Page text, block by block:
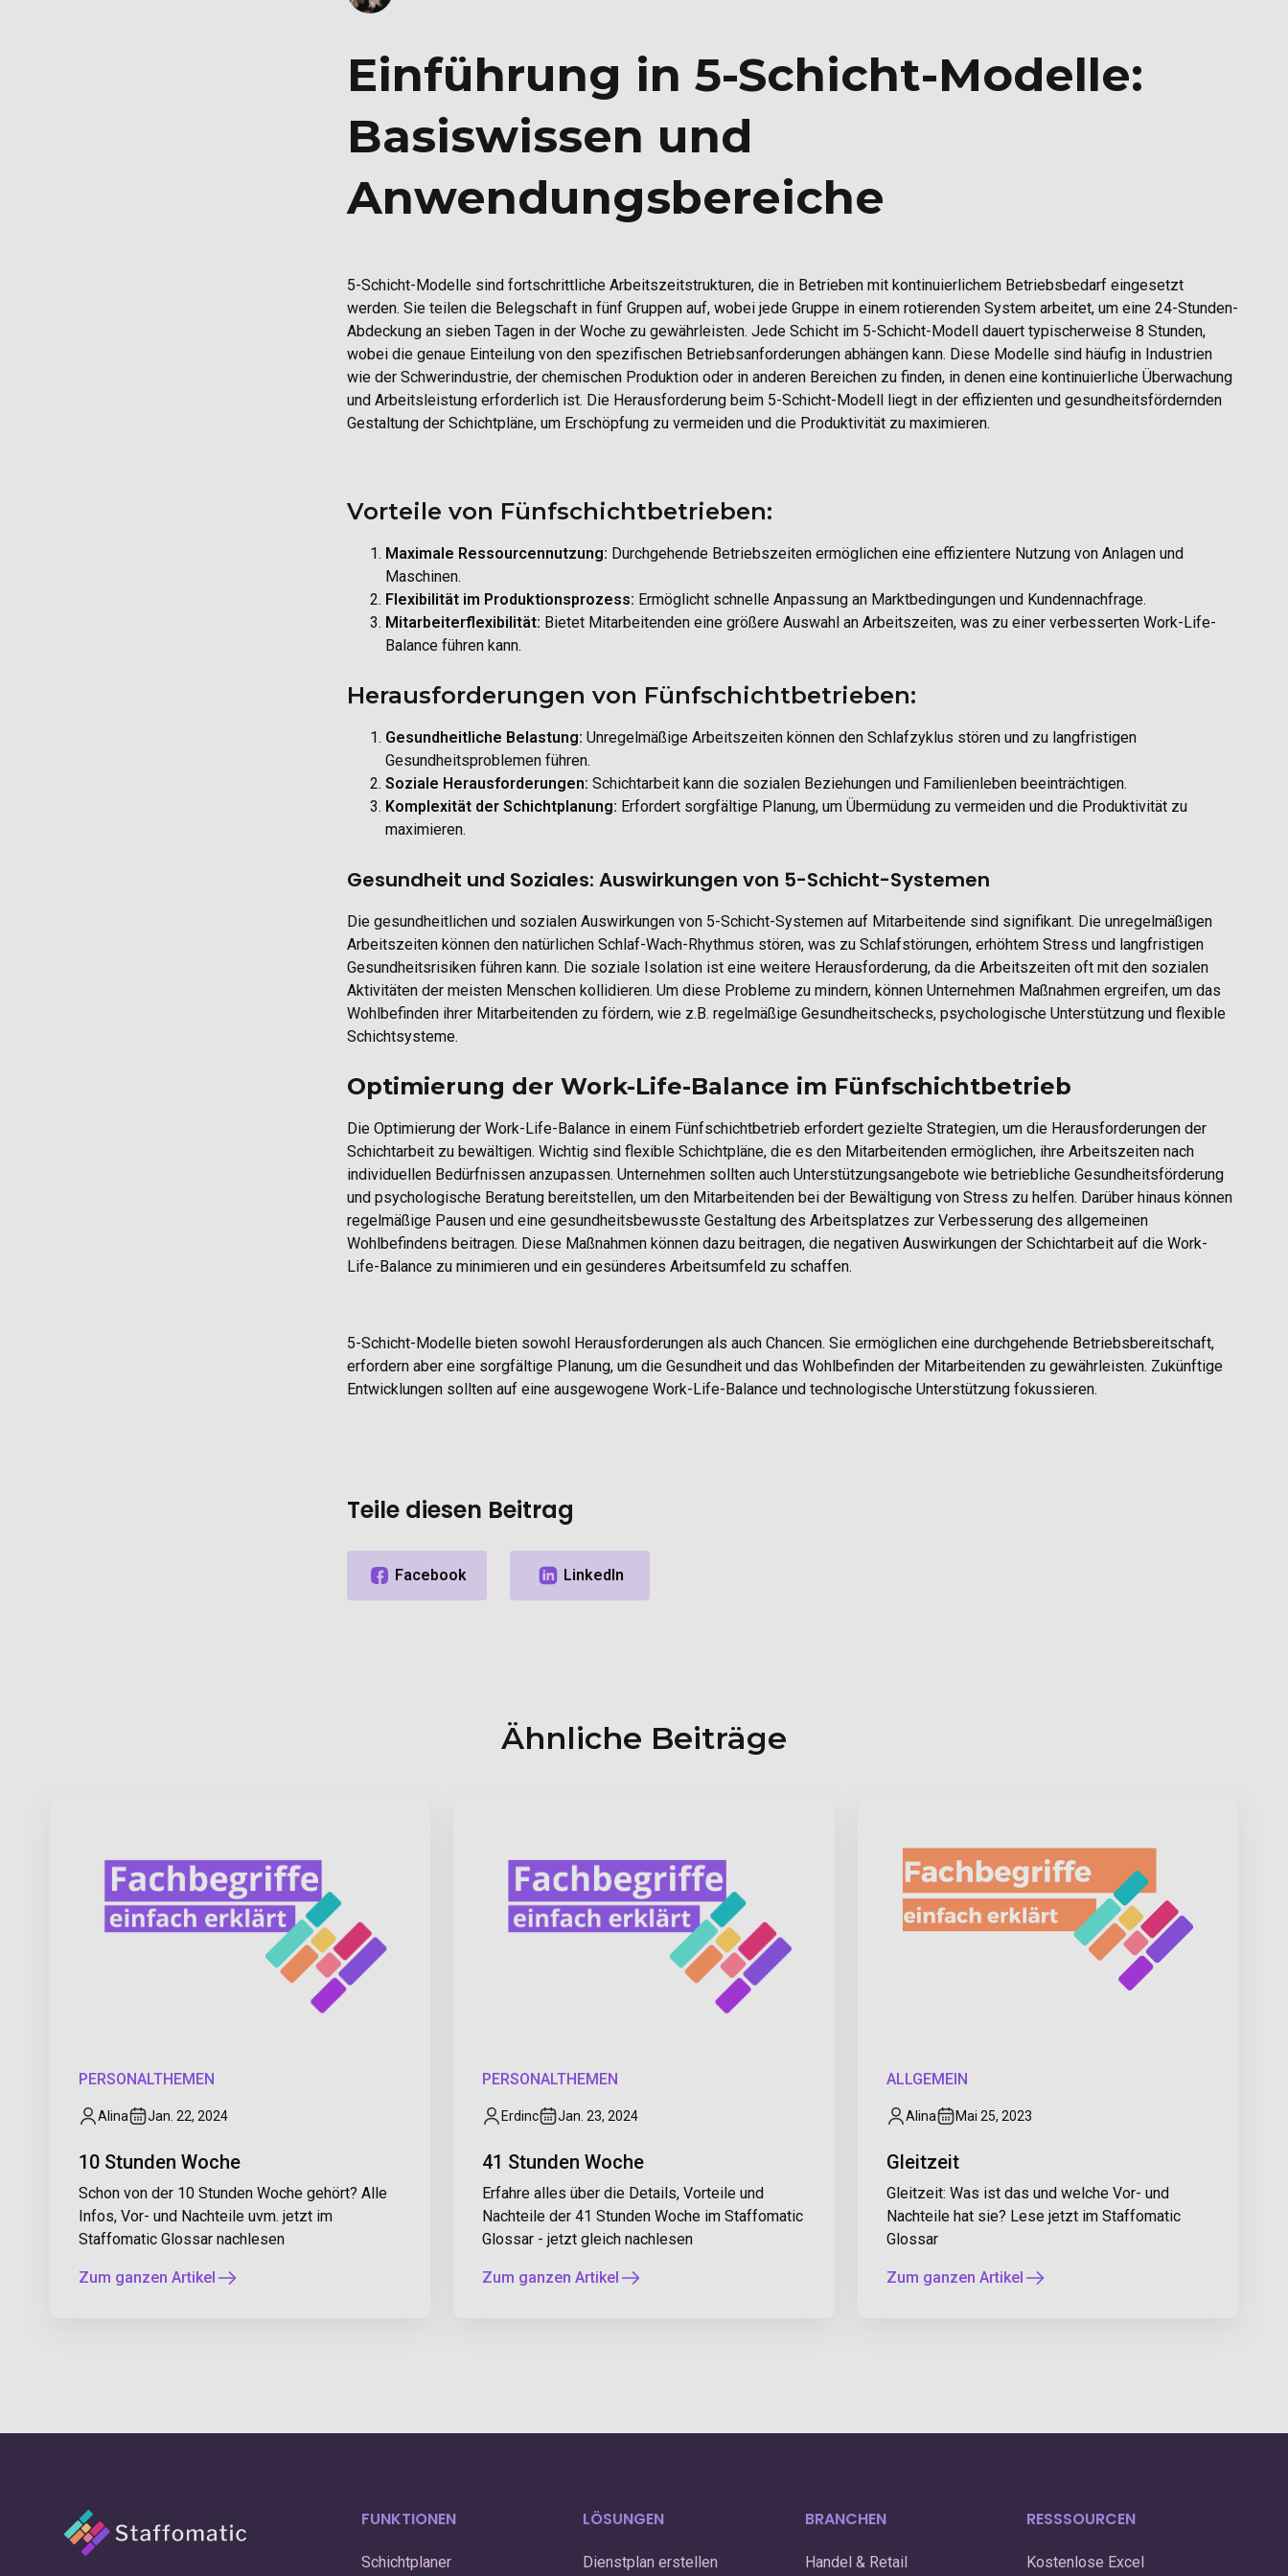
Einführung in 5-Schicht-Modelle:
Basiswissen und
Anwendungsbereiche
5-Schicht-Modelle sind fortschrittliche Arbeitszeitstrukturen, die in Betrieben mit kontinuierlichem Betriebsbedarf eingesetzt
werden. Sie teilen die Belegschaft in fünf Gruppen auf, wobei jede Gruppe in einem rotierenden System arbeitet, um eine 24-Stunden-
Abdeckung an sieben Tagen in der Woche zu gewährleisten. Jede Schicht im 5-Schicht-Modell dauert typischerweise 8 Stunden,
wobei die genaue Einteilung von den spezifischen Betriebsanforderungen abhängen kann. Diese Modelle sind häufig in Industrien
wie der Schwerindustrie, der chemischen Produktion oder in anderen Bereichen zu finden, in denen eine kontinuierliche Überwachung
und Arbeitsleistung erforderlich ist. Die Herausforderung beim 5-Schicht-Modell liegt in der effizienten und gesundheitsfördernden
Gestaltung der Schichtpläne, um Erschöpfung zu vermeiden und die Produktivität zu maximieren.
Vorteile von Fünfschichtbetrieben:
Maximale Ressourcennutzung: Durchgehende Betriebszeiten ermöglichen eine effizientere Nutzung von Anlagen und
Maschinen.
Flexibilität im Produktionsprozess: Ermöglicht schnelle Anpassung an Marktbedingungen und Kundennachfrage.
Mitarbeiterflexibilität: Bietet Mitarbeitenden eine größere Auswahl an Arbeitszeiten, was zu einer verbesserten Work-Life-
Balance führen kann.
Herausforderungen von Fünfschichtbetrieben:
Gesundheitliche Belastung: Unregelmäßige Arbeitszeiten können den Schlafzyklus stören und zu langfristigen
Gesundheitsproblemen führen.
Soziale Herausforderungen: Schichtarbeit kann die sozialen Beziehungen und Familienleben beeinträchtigen.
Komplexität der Schichtplanung: Erfordert sorgfältige Planung, um Übermüdung zu vermeiden und die Produktivität zu
maximieren.
Gesundheit und Soziales: Auswirkungen von 5-Schicht-Systemen
Die gesundheitlichen und sozialen Auswirkungen von 5-Schicht-Systemen auf Mitarbeitende sind signifikant. Die unregelmäßigen
Arbeitszeiten können den natürlichen Schlaf-Wach-Rhythmus stören, was zu Schlafstörungen, erhöhtem Stress und langfristigen
Gesundheitsrisiken führen kann. Die soziale Isolation ist eine weitere Herausforderung, da die Arbeitszeiten oft mit den sozialen
Aktivitäten der meisten Menschen kollidieren. Um diese Probleme zu mindern, können Unternehmen Maßnahmen ergreifen, um das
Wohlbefinden ihrer Mitarbeitenden zu fördern, wie z.B. regelmäßige Gesundheitschecks, psychologische Unterstützung und flexible
Schichtsysteme.
Optimierung der Work-Life-Balance im Fünfschichtbetrieb
Die Optimierung der Work-Life-Balance in einem Fünfschichtbetrieb erfordert gezielte Strategien, um die Herausforderungen der
Schichtarbeit zu bewältigen. Wichtig sind flexible Schichtpläne, die es den Mitarbeitenden ermöglichen, ihre Arbeitszeiten nach
individuellen Bedürfnissen anzupassen. Unternehmen sollten auch Unterstützungsangebote wie betriebliche Gesundheitsförderung
und psychologische Beratung bereitstellen, um den Mitarbeitenden bei der Bewältigung von Stress zu helfen. Darüber hinaus können
regelmäßige Pausen und eine gesundheitsbewusste Gestaltung des Arbeitsplatzes zur Verbesserung des allgemeinen
Wohlbefindens beitragen. Diese Maßnahmen können dazu beitragen, die negativen Auswirkungen der Schichtarbeit auf die Work-
Life-Balance zu minimieren und ein gesünderes Arbeitsumfeld zu schaffen.
5-Schicht-Modelle bieten sowohl Herausforderungen als auch Chancen. Sie ermöglichen eine durchgehende Betriebsbereitschaft,
erfordern aber eine sorgfältige Planung, um die Gesundheit und das Wohlbefinden der Mitarbeitenden zu gewährleisten. Zukünftige
Entwicklungen sollten auf eine ausgewogene Work-Life-Balance und technologische Unterstützung fokussieren.
Teile diesen Beitrag
Ähnliche Beiträge
PERSONALTHEMEN
Alina Jan. 22, 2024
10 Stunden Woche
Schon von der 10 Stunden Woche gehört? Alle
Infos, Vor- und Nachteile uvm. jetzt im
Staffomatic Glossar nachlesen
Zum ganzen Artikel
PERSONALTHEMEN
Erdinc Jan. 23, 2024
41 Stunden Woche
Erfahre alles über die Details, Vorteile und
Nachteile der 41 Stunden Woche im Staffomatic
Glossar - jetzt gleich nachlesen
Zum ganzen Artikel
ALLGEMEIN
Alina Mai 25, 2023
Gleitzeit
Gleitzeit: Was ist das und welche Vor- und
Nachteile hat sie? Lese jetzt im Staffomatic
Glossar
Zum ganzen Artikel
FUNKTIONEN
Schichtplaner
LÖSUNGEN
Dienstplan erstellen
BRANCHEN
Handel & Retail
RESSSOURCEN
Kostenlose Excel